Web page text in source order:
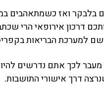
בלבקר ואז כשמתאהבים
דרכון אירופאי הרי
למערכת הבריאות
כמו בשאר מדינות האיחוד. מעבר לכך
דרך אישורי התושבות.